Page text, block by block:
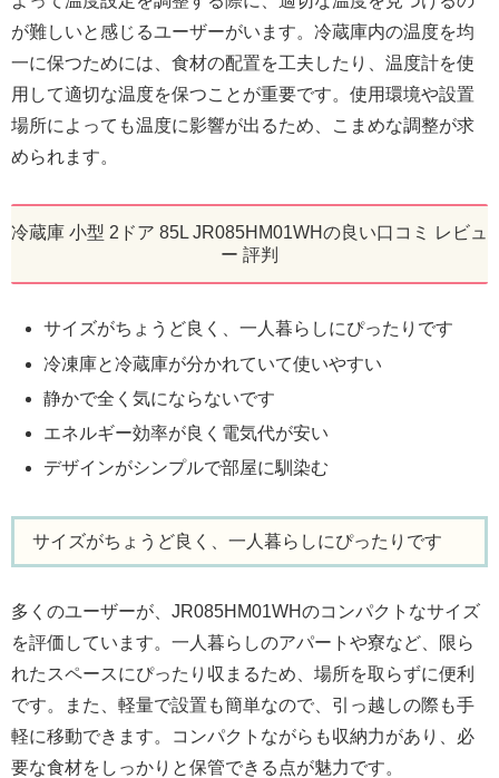
が難しいと感じるユーザーがいます。冷蔵庫内の温度を均
一に保つためには、食材の配置を工夫したり、温度計を使
用して適切な温度を保つことが重要です。使用環境や設置
場所によっても温度に影響が出るため、こまめな調整が求
められます。
冷蔵庫 小型 2ドア 85L JR085HM01WHの良い口コミ レビュ
ー 評判
サイズがちょうど良く、一人暮らしにぴったりです
冷凍庫と冷蔵庫が分かれていて使いやすい
静かで全く気にならないです
エネルギー効率が良く電気代が安い
デザインがシンプルで部屋に馴染む
サイズがちょうど良く、一人暮らしにぴったりです
多くのユーザーが、JR085HM01WHのコンパクトなサイズ
を評価しています。一人暮らしのアパートや寮など、限ら
れたスペースにぴったり収まるため、場所を取らずに便利
です。また、軽量で設置も簡単なので、引っ越しの際も手
軽に移動できます。コンパクトながらも収納力があり、必
要な食材をしっかりと保管できる点が魅力です。